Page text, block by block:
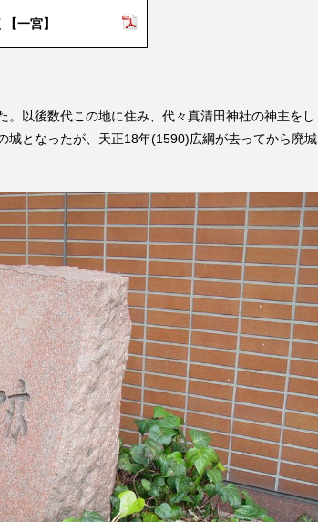
一宮】
以後数代この地に住み、代々真清田神社の神主をし
城となったが、天正18年(1590)広綱が去ってから廃城